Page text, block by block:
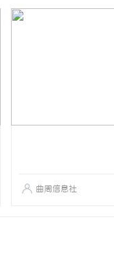
曲周信息社